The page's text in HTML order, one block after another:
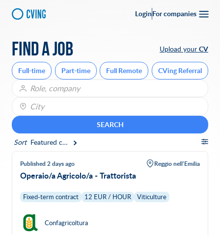
LoginFor companies
Find a job Upload your CV
Full-time Part-time Full Remote CVing Referral
City
SEARCH
Sort
Featured companies
Published 2 days ago Reggio nell'Emilia
Operaio/a Agricolo/a - Trattorista
Fixed-term contract 12 EUR / HOUR Viticulture
Confagricoltura